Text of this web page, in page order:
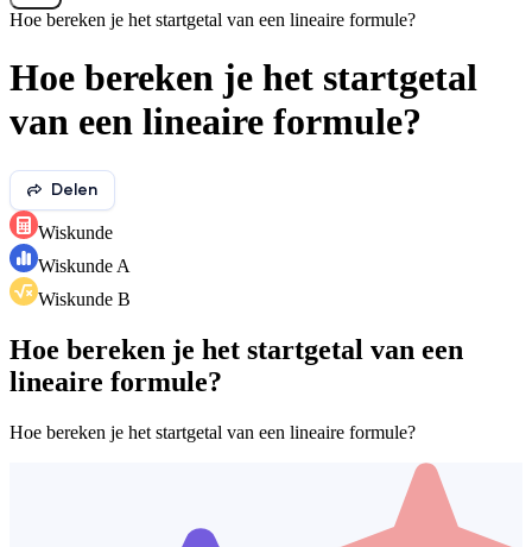
Hoe bereken je het startgetal van een lineaire formule?
Hoe bereken je het startgetal
van een lineaire formule?
Delen
Wiskunde
Wiskunde A
Wiskunde B
Hoe bereken je het startgetal van een
lineaire formule?
Hoe bereken je het startgetal van een lineaire formule?